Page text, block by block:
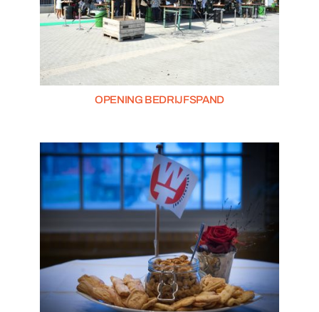
OPENING BEDRIJFSPAND